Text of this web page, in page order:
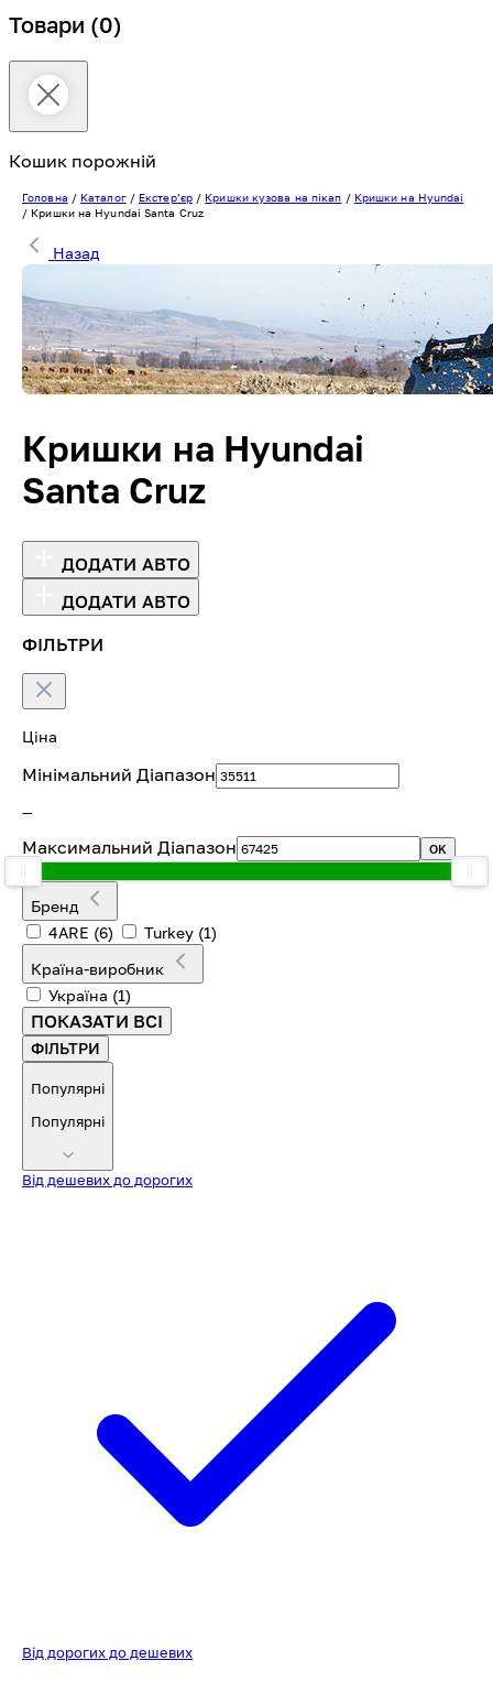
Товари (0)
Кошик порожній
Головна / Каталог/ Екстерʼєр/ Кришки кузова на пікап / Кришки на Hyundai
/ Кришки на Hyundai Santa Cruz
Назад
Кришки на Hyundai
Santa Cruz
ДОДАТИ АВТО
ДОДАТИ АВТО
ФІЛЬТРИ
Ціна
Мінімальний Діапазон
—
Максимальний Діапазон OK
Бренд
4ARE (6) Turkey (1)
Країна-виробник
Україна (1)
ПОКАЗАТИ ВСІ
ФІЛЬТРИ
Популярні
Популярні
Від дешевих до дорогих
Від дорогих до дешевих